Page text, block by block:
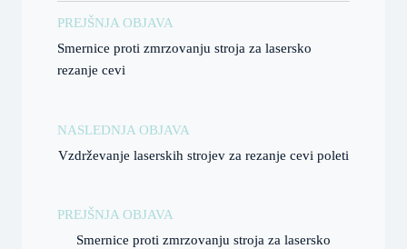
PREJŠNJA OBJAVA
Smernice proti zmrzovanju stroja za lasersko
rezanje cevi
NASLEDNJA OBJAVA
Vzdrževanje laserskih strojev za rezanje cevi poleti
PREJŠNJA OBJAVA
Smernice proti zmrzovanju stroja za lasersko